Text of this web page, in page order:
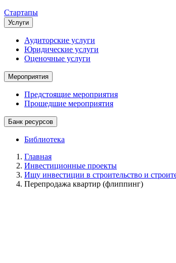
Стартапы
Услуги
Аудиторские услуги
Юридические услуги
Оценочные услуги
Мероприятия
Предстоящие мероприятия
Прошедшие мероприятия
Банк ресурсов
Библиотека
Главная
Инвестиционные проекты
Ищу инвестиции в строительство и
Перепродажа квартир (флиппинг)